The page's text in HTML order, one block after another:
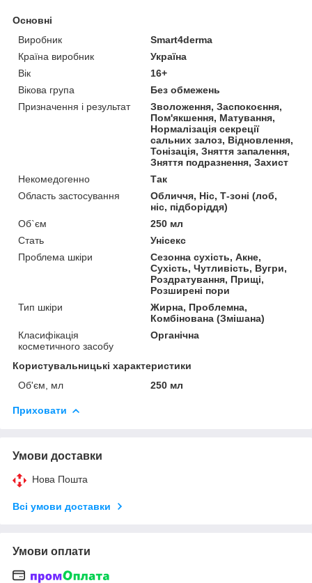
Основні
Виробник
Smart4derma
Країна виробник
Україна
Вік
16+
Вікова група
Без обмежень
Призначення і результат
Зволоження, Заспокоєння,
Пом'якшення, Матування,
Нормалізація секреції
сальних залоз, Відновлення,
Тонізація, Зняття запалення,
Зняття подразнення, Захист
Некомедогенно
Так
Область застосування
Обличчя, Ніс, Т-зоні (лоб,
ніс, підборіддя)
Об`єм
250 мл
Стать
Унісекс
Проблема шкіри
Сезонна сухість, Акне,
Сухість, Чутливість, Вугри,
Роздратування, Прищі,
Розширені пори
Тип шкіри
Жирна, Проблемна,
Комбінована (Змішана)
Класифікація
косметичного засобу
Органічна
Користувальницькі характеристики
Об'єм, мл
250 мл
Приховати
Умови доставки
Нова Пошта
Всі умови доставки
Умови оплати